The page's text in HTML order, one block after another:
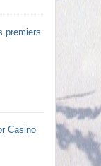
premiers
Casino